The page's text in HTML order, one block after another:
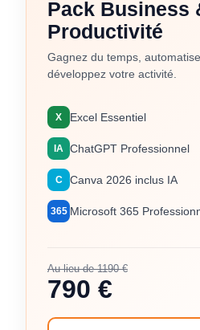
Pack Business
Productivité
Gagnez du temps,
développez votre activité.
X Excel Essentiel
IA ChatGPT Professionnel
C Canva 2026 inclus IA
365 Microsoft 365
Au lieu de 1190 €
790 €